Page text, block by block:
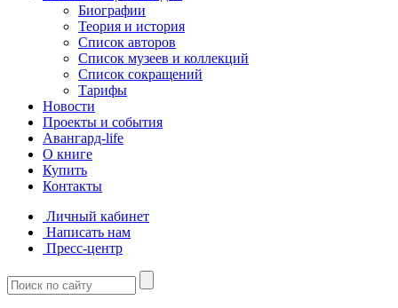
Биографии
Теория и история
Список авторов
Список музеев и коллекций
Список сокращений
Тарифы
Новости
Проекты и события
Авангард-life
О книге
Купить
Контакты
Личный кабинет
Написать нам
Пресс-центр